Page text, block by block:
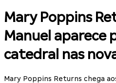
Mary Poppins
Manuel aparece
catedral nas
Mary Poppins Returns chega